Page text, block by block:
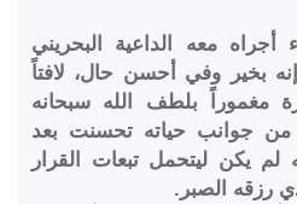
معه الداعية البحريني
بخير وفي أحسن حال، لافتاً
مغموراً بلطف الله سبحانه
من جوانب حياته تحسنت بعد
يكن ليتحمل تبعات القرار
رزقه الصبر.